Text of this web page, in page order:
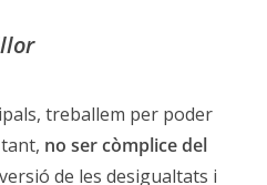
treballem per poder
no ser còmplice del
de les desigualtats i